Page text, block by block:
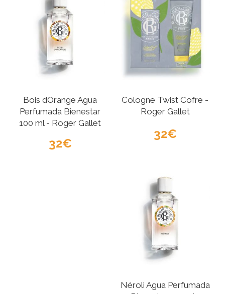
Bois dOrange Agua
Perfumada Bienestar
100 ml - Roger Gallet
32
Cologne Twist Cofre -
Roger Gallet
32
Néroli Agua Perfumada